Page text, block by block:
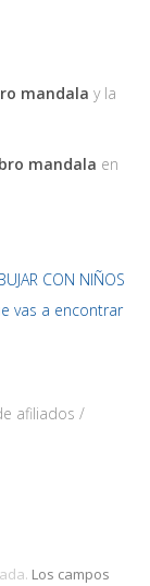
mandala y la
mandala en
CON NIÑOS
vas a encontrar
afiliados /
Los campos